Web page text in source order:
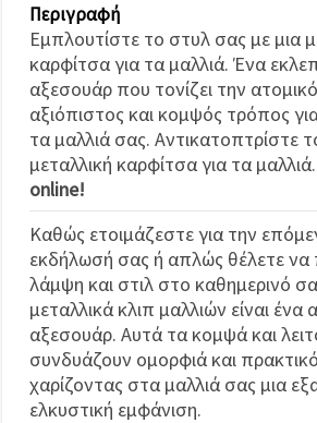
Ρυθμίσεις
Περιγραφή
Εμπλουτίστε το στυλ σας με μια
καρφίτσα για τα μαλλιά. Ένα
αξεσουάρ που τονίζει την
αξιόπιστος και κομψός τρόπος
τα μαλλιά σας. Αντικατοπτρίστε
μεταλλική καρφίτσα για τα μαλλιά.
online!
Καθώς ετοιμάζεστε για την
εκδήλωσή σας ή απλώς θέλετε να
λάμψη και στιλ στο καθημερινό
μεταλλικά κλιπ μαλλιών είναι ένα
αξεσουάρ. Αυτά τα κομψά και
συνδυάζουν ομορφιά και
χαρίζοντας στα μαλλιά σας μια
ελκυστική εμφάνιση.